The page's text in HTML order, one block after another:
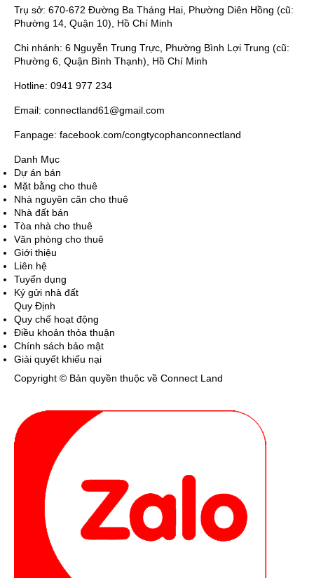
Trụ sở: 670-672 Đường Ba Tháng Hai, Phường Diên Hồng (cũ:
Phường 14, Quận 10), Hồ Chí Minh
Chi nhánh: 6 Nguyễn Trung Trực, Phường Bình Lợi Trung (cũ:
Phường 6, Quận Bình Thạnh), Hồ Chí Minh
Hotline: 0941 977 234
Email: connectland61@gmail.com
Fanpage: facebook.com/congtycophanconnectland
Danh Mục
Dự án bán
Mặt bằng cho thuê
Nhà nguyên căn cho thuê
Nhà đất bán
Tòa nhà cho thuê
Văn phòng cho thuê
Giới thiệu
Liên hệ
Tuyển dụng
Ký gửi nhà đất
Quy Định
Quy chế hoạt động
Điều khoản thỏa thuận
Chính sách bảo mật
Giải quyết khiếu nại
Copyright © Bản quyền thuộc về Connect Land